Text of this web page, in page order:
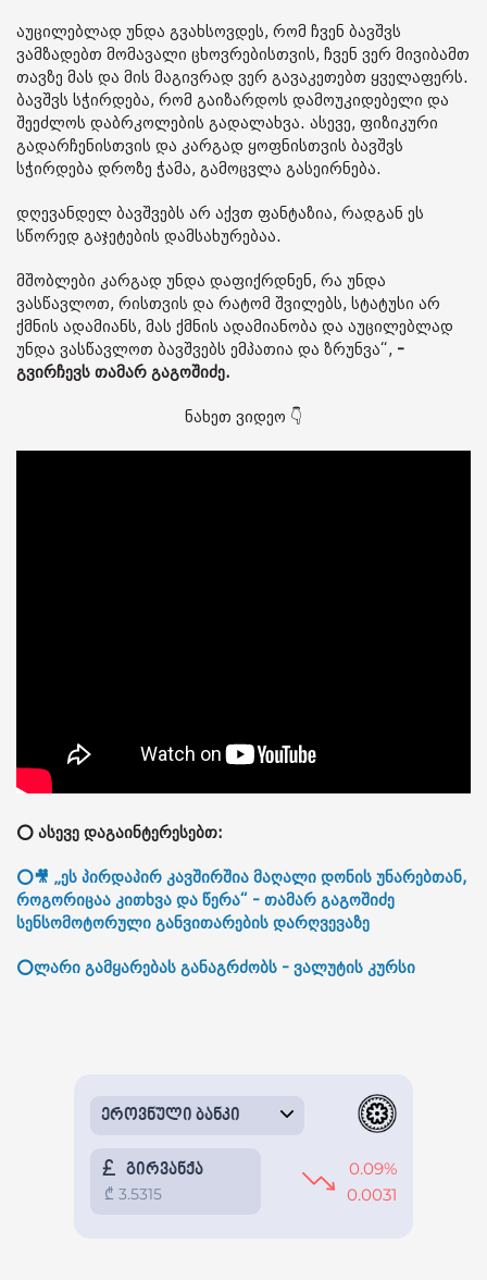
აუცილებლად უნდა გვახსოვდეს, რომ ჩვენ ბავშვს
ვამზადებთ მომავალი ცხოვრებისთვის, ჩვენ ვერ მივიბამთ
თავზე მას და მის მაგივრად ვერ გავაკეთებთ ყველაფერს.
ბავშვს სჭირდება, რომ გაიზარდოს დამოუკიდებელი და
შეეძლოს დაბრკოლების გადალახვა. ასევე, ფიზიკური
გადარჩენისთვის და კარგად ყოფნისთვის ბავშვს
სჭირდება დროზე ჭამა, გამოცვლა გასეირნება.
დღევანდელ ბავშვებს არ აქვთ ფანტაზია, რადგან ეს
სწორედ გაჯეტების დამსახურებაა.
მშობლები კარგად უნდა დაფიქრდნენ, რა უნდა
ვასწავლოთ, რისთვის და რატომ შვილებს, სტატუსი არ
ქმნის ადამიანს, მას ქმნის ადამიანობა და აუცილებლად
უნდა ვასწავლოთ ბავშვებს ემპათია და ზრუნვა“, -
გვირჩევს თამარ გაგოშიძე.
ნახეთ ვიდეო 👇
⭕ ასევე დაგაინტერესებთ:
⭕🎥 „ეს პირდაპირ კავშირშია მაღალი დონის უნარებთან,
როგორიცაა კითხვა და წერა“ - თამარ გაგოშიძე
სენსომოტორული განვითარების დარღვევაზე
⭕ლარი გამყარებას განაგრძობს - ვალუტის კურსი